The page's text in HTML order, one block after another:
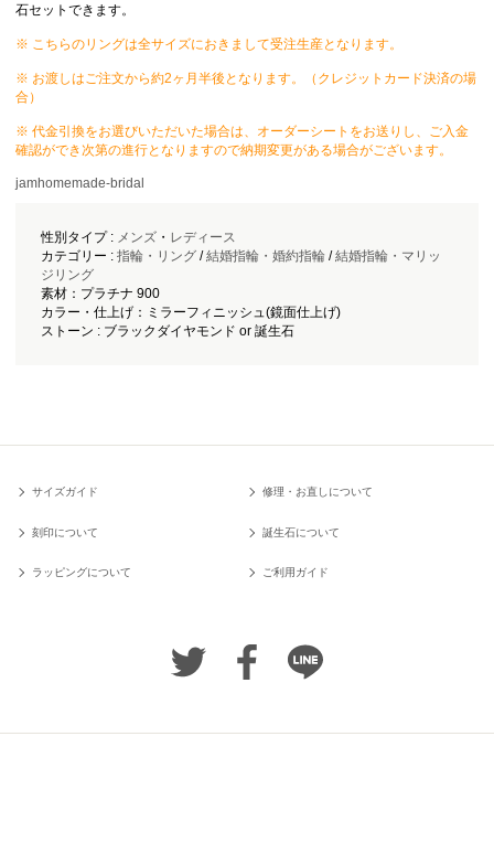
石セットできます。
※ こちらのリングは全サイズにおきまして受注生産となります。
※ お渡しはご注文から約2ヶ月半後となります。（クレジットカード決済の場
合）
※ 代金引換をお選びいただいた場合は、オーダーシートをお送りし、ご入金
確認ができ次第の進行となりますので納期変更がある場合がございます。
jamhomemade-bridal
性別タイプ : メンズ・ レディース
カテゴリー : 指輪・リング/結婚指輪・婚約指輪/結婚指輪・マリッ
ジリング
素材：プラチナ 900
カラー・仕上げ：ミラーフィニッシュ(鏡面仕上げ)
ストーン : ブラックダイヤモンド or 誕生石
サイズガイド 修理・お直しについて
刻印について 誕生石について
ラッピングについて ご利用ガイド